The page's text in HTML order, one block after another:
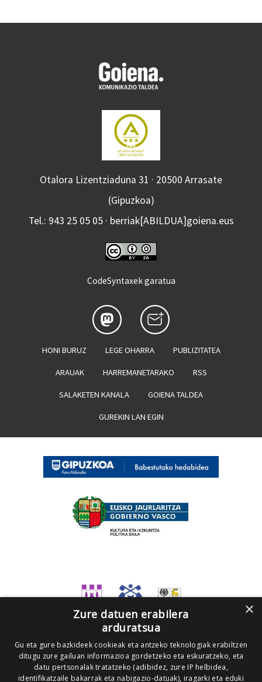
Otalora Lizentziaduna 31 · 20500 Arrasate
(Gipuzkoa)
Tel.: 943 25 05 05 · berriak[ABILDUA]goiena.eus
CodeSyntaxek garatua
HONI BURUZ LEGE OHARRA PUBLIZITATEA
ARAUAK HARREMANETARAKO RSS
SALAKETEN KANALA GOIENA TALDEA
GUREKIN LAN EGIN
×
Zure datuen erabilera
arduratsua
Gu eta gure bazkideek cookieak eta antzeko teknologiak erabiltzen
ditugu zure gailuan informazioa gordetzeko eta eskuratzeko, eta
datu pertsonalak tratatzeko (adibidez, zure IP helbidea,
identifikatzaile bakarrak eta nabigazio-datuak), iragarki eta eduki